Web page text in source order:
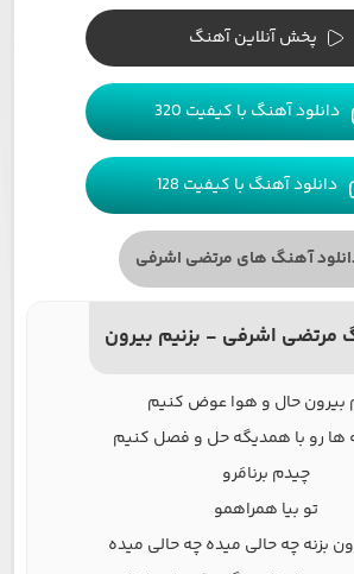
پخش آنلاین آهنگ
دانلود آهنگ با کیفیت 320
دانلود آهنگ با کیفیت 128
آهنگ های مرتضی اشرفی
مرتضی اشرفی - بزنیم بیرون
بیرون حال و هوا عوض کنیم
رو با همدیگه حل و فصل کنیم
چیدم برنامَرو
تو بیا همراهمو
بزنه چه حالی میده چه حالی میده